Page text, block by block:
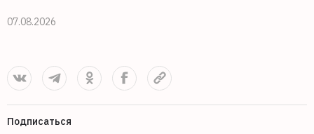
07.08.2026
Подписаться